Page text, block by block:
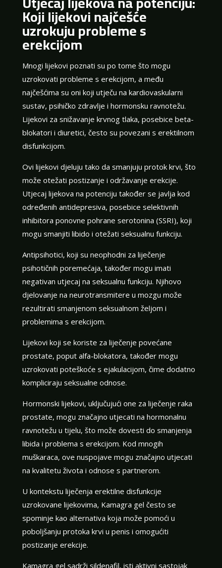
Koji lijekovi najčešće
uzrokuju probleme s
erekcijom
Mnogi lijekovi poznati su po tome što mogu
uzrokovati probleme s erekcijom, a među
najčešćima su oni koji utječu na kardiovaskularni
sustav, psihičko zdravlje i hormonsku ravnotežu.
Lijekovi za snižavanje krvnog tlaka, posebice beta-
blokatori i diuretici, često su povezani s erektilnom
disfunkcijom.
Ovi lijekovi djeluju tako da smanjuju protok krvi, što
može otežati postizanje i održavanje erekcije.
Utjecaj lijekova na potenciju također se javlja kod
određenih antidepresiva, posebice selektivnih
inhibitora ponovne pohrane serotonina (SSRI), koji
mogu smanjiti libido i otežati seksualnu funkciju.
Antipsihotici, koji su neophodni za liječenje
psihotičnih poremećaja, također mogu imati
negativan utjecaj na seksualnu funkciju. Njihovo
djelovanje na neurotransmitere u mozgu može
rezultirati smanjenom seksualnom željom i
problemima s erekcijom.
Lijekovi koji se koriste za liječenje povećane
prostate, poput alfa-blokatora, također mogu
uzrokovati poteškoće s ejakulacijom, čime dodatno
kompliciraju seksualne odnose.
Hormonski lijekovi, uključujući one za liječenje raka
prostate, mogu značajno utjecati na hormonalnu
ravnotežu u tijelu, što može dovesti do smanjenja
libida i problema s erekcijom. Kod mnogih
muškaraca, ove nuspojave mogu značajno utjecati
na kvalitetu života i odnose s partnerom.
U kontekstu liječenja erektilne disfunkcije
uzrokovane lijekovima, Kamagra gel često se
spominje kao alternativa koja može pomoći u
poboljšanju protoka krvi u penis i omogućiti
postizanje erekcije.
Kamagra gel sadrži sildenafil, isti aktivni sastojak